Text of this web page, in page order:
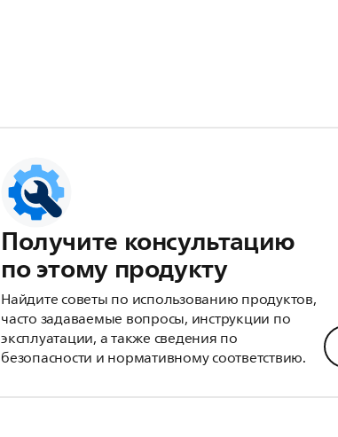
Получите консультацию
по этому продукту
Найдите советы по использованию продуктов,
часто задаваемые вопросы, инструкции по
эксплуатации, а также сведения по
безопасности и нормативному соответствию.